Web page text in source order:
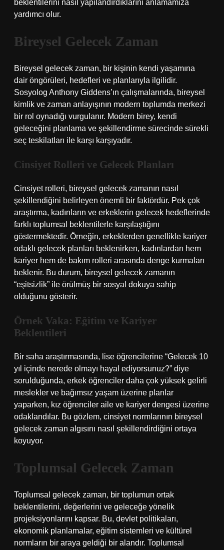
beklentilerini nasıl yapılandırdıklarını anlamamıza
yardımcı olur.
Bireysel Gelecek Zaman
Bireysel gelecek zaman, bir kişinin kendi yaşamına
dair öngörüleri, hedefleri ve planlarıyla ilgilidir.
Sosyolog Anthony Giddens’ın çalışmalarında, bireysel
kimlik ve zaman anlayışının modern toplumda merkezi
bir rol oynadığı vurgulanır. Modern birey, kendi
geleceğini planlama ve şekillendirme sürecinde sürekli
seç teskilatları ile karşı karşıyadır.
Cinsiyet Rolleri ve Gelecek Planları
Cinsiyet rolleri, bireysel gelecek zamanın nasıl
şekillendiğini belirleyen önemli bir faktördür. Pek çok
araştırma, kadınların ve erkeklerin gelecek hedeflerinde
farklı toplumsal beklentilerle karşılaştığını
göstermektedir. Örneğin, erkeklerden genellikle kariyer
odaklı gelecek planları beklenirken, kadınlardan hem
kariyer hem de bakım rolleri arasında denge kurmaları
beklenir. Bu durum, bireysel gelecek zamanın
“eşitsizlik” ile örülmüş bir sosyal dokuya sahip
olduğunu gösterir.
Örnek Vaka: Eğitim ve Kariyer
Beklentileri
Bir saha araştırmasında, lise öğrencilerine “Gelecek 10
yıl içinde nerede olmayı hayal ediyorsunuz?” diye
sorulduğunda, erkek öğrenciler daha çok yüksek gelirli
meslekler ve bağımsız yaşam üzerine planlar
yaparken, kız öğrenciler aile ve kariyer dengesi üzerine
odaklandılar. Bu gözlem, cinsiyet normlarının bireysel
gelecek zaman algısını nasıl şekillendirdiğini ortaya
koyuyor.
Toplumsal Gelecek Zaman
Toplumsal gelecek zaman, bir toplumun ortak
beklentilerini, değerlerini ve geleceğe yönelik
projeksiyonlarını kapsar. Bu, devlet politikaları,
ekonomik planlamalar, eğitim sistemleri ve kültürel
normların bir araya geldiği bir alandır. Toplumsal